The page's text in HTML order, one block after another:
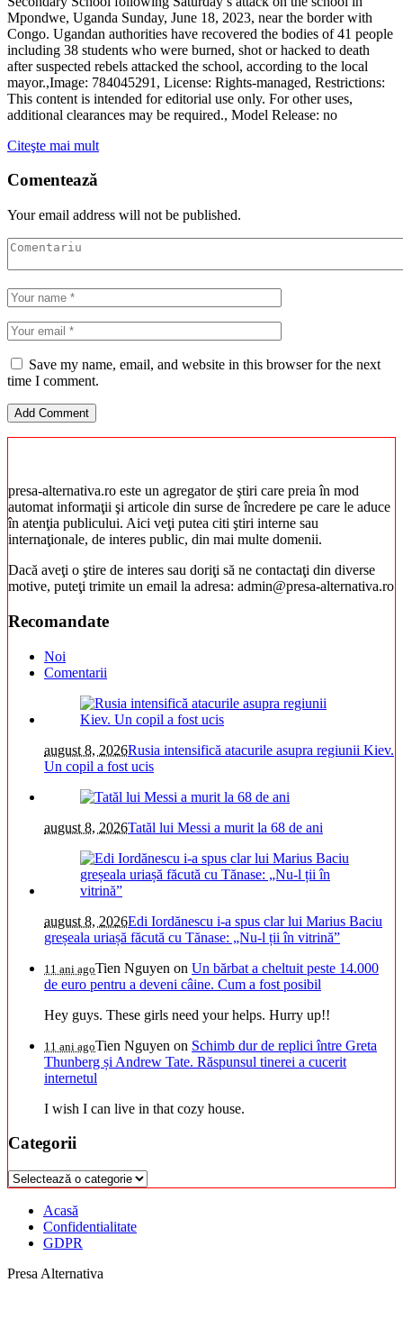
Mpondwe, Uganda Sunday, June 18, 2023, near the border with
Congo. Ugandan authorities have recovered the bodies of 41 people
including 38 students who were burned, shot or hacked to death
after suspected rebels attacked the school, according to the local
mayor.,Image: 784045291, License: Rights-managed, Restrictions:
This content is intended for editorial use only. For other uses,
additional clearances may be required., Model Release: no
Citeşte mai mult
Comentează
Your email address will not be published.
Save my name, email, and website in this browser for the next
time I comment.
presa-alternativa.ro este un agregator de ştiri care preia în mod
automat informaţii şi articole din surse de încredere pe care le aduce
în atenţia publicului. Aici veţi putea citi ştiri interne sau
internaţionale, de interes public, din mai multe domenii.
Dacă aveţi o ştire de interes sau doriţi să ne contactaţi din diverse
motive, puteţi trimite un email la adresa: admin@presa-alternativa.ro
Recomandate
Noi
Comentarii
august 8, 2026Rusia intensifică atacurile asupra regiunii Kiev.
Un copil a fost ucis
august 8, 2026Tatăl lui Messi a murit la 68 de ani
august 8, 2026Edi Iordănescu i-a spus clar lui Marius Baciu
greșeala uriașă făcută cu Tănase: „Nu-l ții în vitrină”
11 ani agoTien Nguyen on Un bărbat a cheltuit peste 14.000
de euro pentru a deveni câine. Cum a fost posibil
Hey guys. These girls need your helps. Hurry up!!
11 ani agoTien Nguyen on Schimb dur de replici între Greta
Thunberg și Andrew Tate. Răspunsul tinerei a cucerit
internetul
I wish I can live in that cozy house.
Categorii
Categorii
Acasă
Confidentialitate
GDPR
Presa Alternativa